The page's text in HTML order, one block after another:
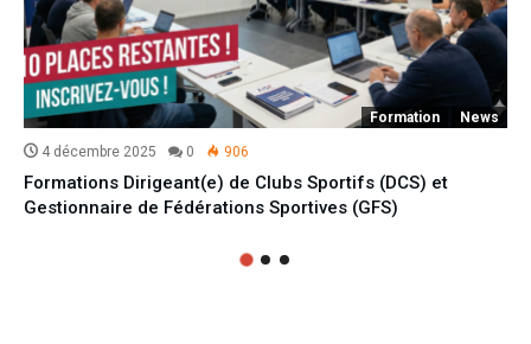
Formation News
4 décembre 2025 0 906
Formations Dirigeant(e) de Clubs Sportifs (DCS) et
Gestionnaire de Fédérations Sportives (GFS)